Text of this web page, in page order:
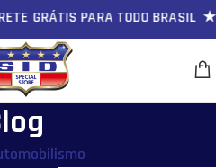
GRÁTIS PARA TODO